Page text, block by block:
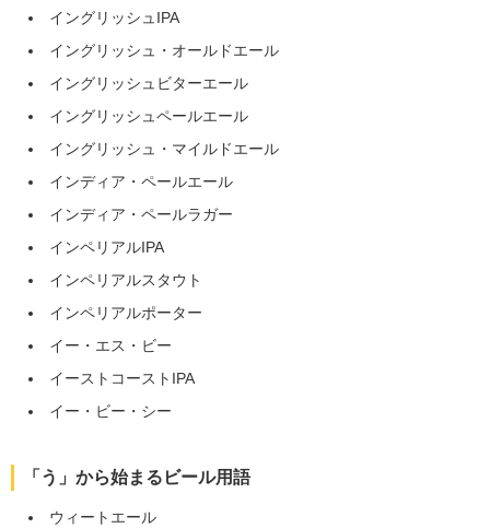
イングリッシュIPA
イングリッシュ・オールドエール
イングリッシュビターエール
イングリッシュペールエール
イングリッシュ・マイルドエール
インディア・ペールエール
インディア・ペールラガー
インペリアルIPA
インペリアルスタウト
インペリアルポーター
イー・エス・ビー
イーストコーストIPA
イー・ビー・シー
「う」から始まるビール用語
ウィートエール